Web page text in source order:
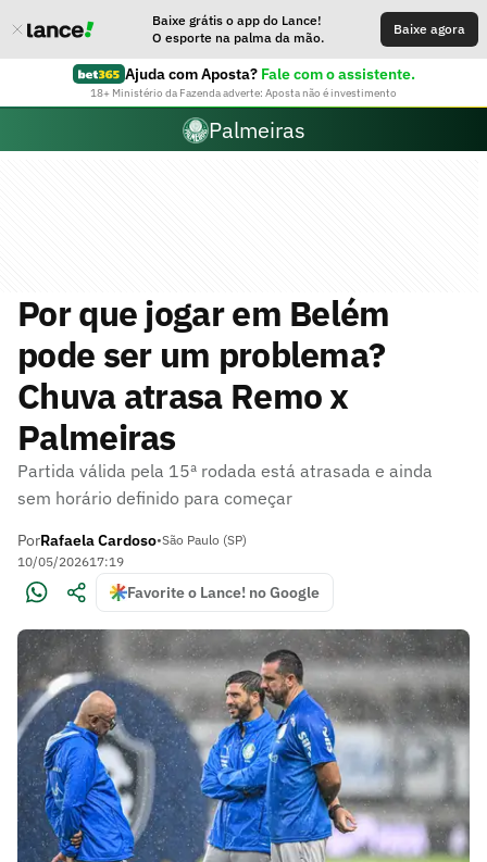
Baixe grátis o app do Lance!
O esporte na palma da mão.
Baixe agora
Ajuda com Aposta? Fale com o assistente.
18+ Ministério da Fazenda adverte: Aposta não é investimento
Palmeiras
Por que jogar em Belém
pode ser um problema?
Chuva atrasa Remo x
Palmeiras
Partida válida pela 15ª rodada está atrasada e ainda
sem horário definido para começar
PorRafaela Cardoso•São Paulo (SP)
10/05/202617:19
Favorite o Lance! no Google